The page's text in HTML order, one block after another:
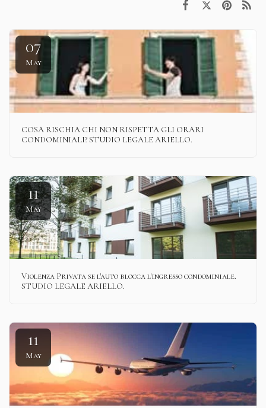
07
May
COSA RISCHIA CHI NON RISPETTA GLI ORARI
CONDOMINIALI? STUDIO LEGALE ARIELLO.
11
May
Violenza Privata se l'auto blocca l'ingresso condominiale.
STUDIO LEGALE ARIELLO.
11
May